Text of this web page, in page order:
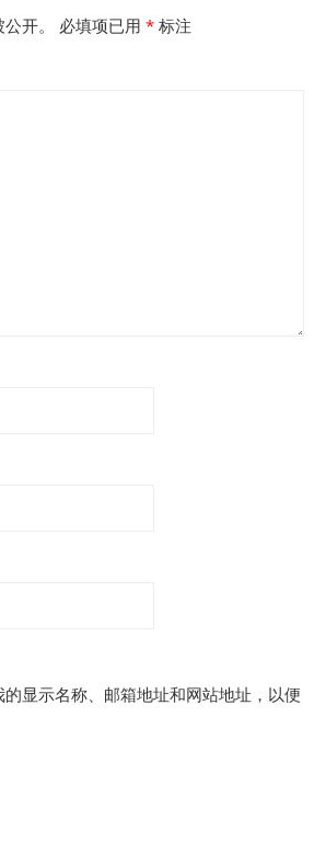
开。
必填项已用 * 标注
显示名称、邮箱地址和网站地址，以便